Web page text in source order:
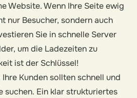
Website. Wenn Ihre Seite ewig
nur Besucher, sondern auch
Sie in schnelle Server
um die Ladezeiten zu
ist der Schlüssel!
Ihre Kunden sollten schnell und
suchen. Ein klar strukturiertes